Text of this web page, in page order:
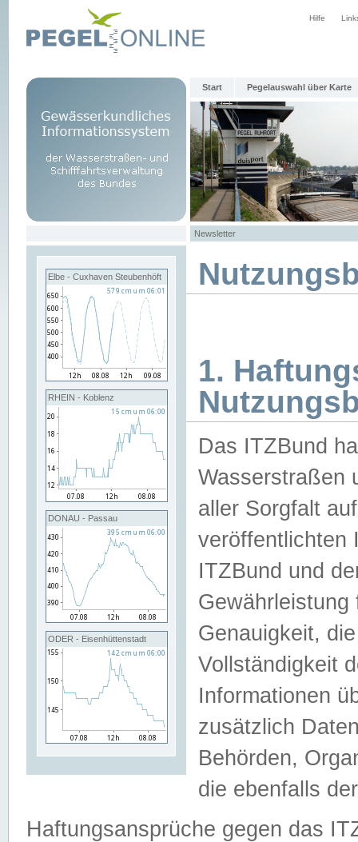
Hilfe
Start Pegelauswahl über Karte
Newsletter
Elbe - Cuxhaven Steubenhöft
RHEIN - Koblenz
DONAU - Passau
ODER - Eisenhüttenstadt
1.
Das ITZBund
Wasserstraßen
aller Sorgfalt
veröffentlichten
ITZBund und
Genauigkeit,
Vollständigkeit
Informationen
zusätzlich
Behörden,
die ebenfalls
Haftungsansprüche gegen das